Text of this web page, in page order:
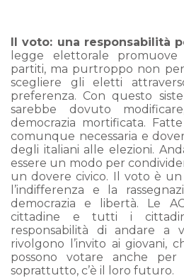
Il voto: una responsabilità
legge elettorale promuove
partiti, ma purtroppo non
scegliere gli eletti
preferenza. Con questo
sarebbe dovuto
democrazia mortificata.
comunque necessaria e
degli italiani alle elezioni.
essere un modo per
un dovere civico. Il voto è
l’indifferenza e la
democrazia e libertà. Le
cittadine e tutti i
responsabilità di andare a
rivolgono l’invito ai giovani,
possono votare anche
soprattutto, c’è il loro futuro.